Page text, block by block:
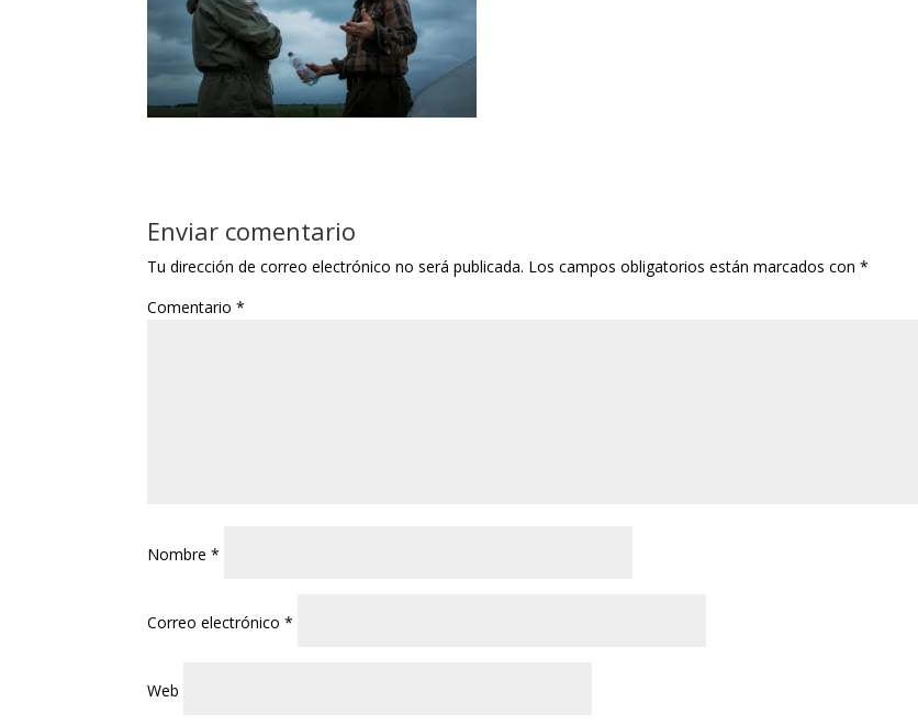
Enviar comentario
Tu dirección de correo electrónico no será publicada. Los campos obligatorios están marcados con*
Comentario*
Nombre*
Correo electrónico*
Web